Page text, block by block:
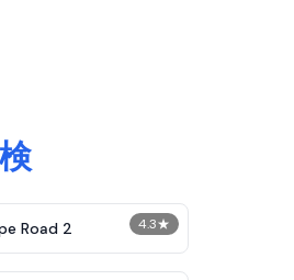
4.3★
Road 2